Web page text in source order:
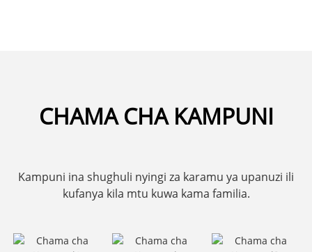
CHAMA CHA KAMPUNI
Kampuni ina shughuli nyingi za karamu ya upanuzi ili
kufanya kila mtu kuwa kama familia.